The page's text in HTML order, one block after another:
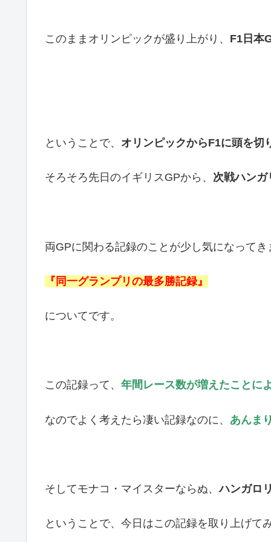
このままオリンピックが盛り上がり、 F1日本
ということで、 オリンピックからF1に頭を切
そろそろ先日のイギリスGPから、 次戦ハン
両GPに関わる記録のことが少し気になってき
『同一グランプリの最多勝記録』
についてです。
この記録って、 年間レース数が増えたことに
なのでよく考えたら凄い記録なのに、 あんま
そしてモナコ・マイスターならぬ、ハンガロ
ということで、今日はこの記録を取り上げて